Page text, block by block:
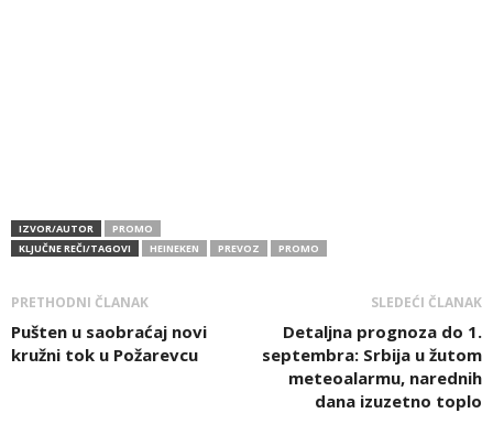
IZVOR/AUTOR
PROMO
KLJUČNE REČI/TAGOVI
HEINEKEN PREVOZ PROMO
PRETHODNI ČLANAK
Pušten u saobraćaj novi
kružni tok u Požarevcu
SLEDEĆI ČLANAK
Detaljna prognoza do 1.
septembra: Srbija u žutom
meteoalarmu, narednih
dana izuzetno toplo